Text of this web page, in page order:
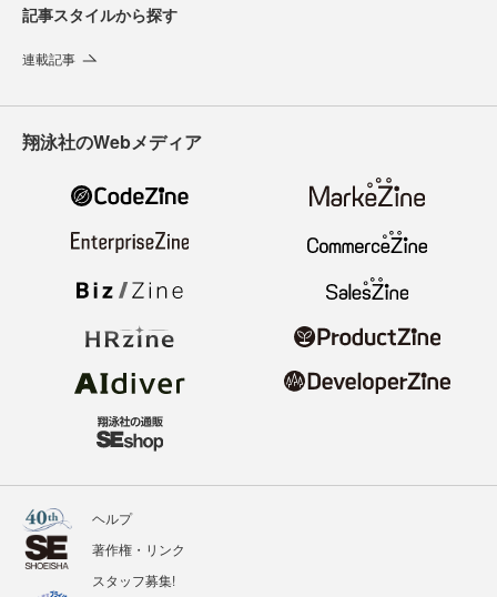
記事スタイルから探す
連載記事
翔泳社のWebメディア
ヘルプ
著作権・リンク
スタッフ募集!